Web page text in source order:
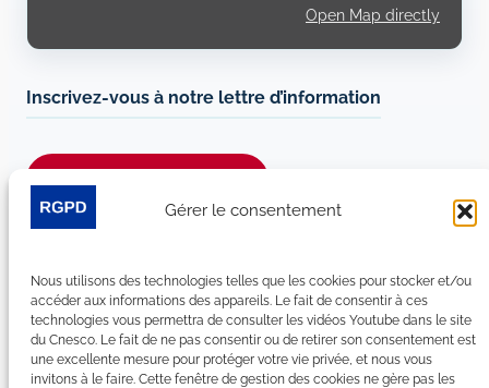
Gérer le consentement
Nous utilisons des technologies telles que les cookies pour stocker et/ou
accéder aux informations des appareils. Le fait de consentir à ces
technologies vous permettra de consulter les vidéos Youtube dans le site
du Cnesco. Le fait de ne pas consentir ou de retirer son consentement est
une excellente mesure pour protéger votre vie privée, et nous vous
invitons à le faire. Cette fenêtre de gestion des cookies ne gère pas les
Open Map directly
Inscrivez-vous à notre lettre d’information
LinkedIn
YouTube
Facebook
Bluesky